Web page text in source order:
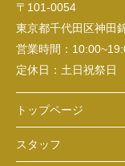
〒101-0054
東京都千代田区神田
営業時間：
定休日： 土日祝祭日
トップページ
スタッフ